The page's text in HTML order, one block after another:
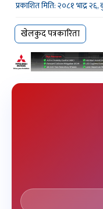
प्रकाशित मिति: २०८१ भाद्र
खेलकुद पत्रकारिता